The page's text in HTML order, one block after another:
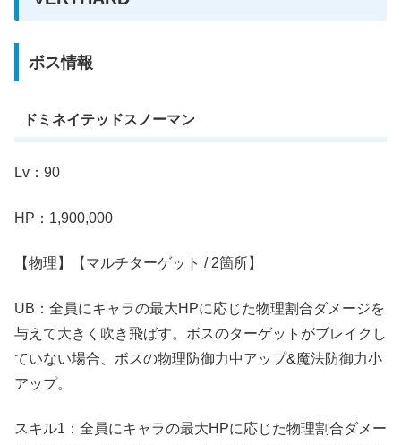
ボス情報
ドミネイテッドスノーマン
Lv：90
HP：1,900,000
【物理】【マルチターゲット / 2箇所】
UB：全員にキャラの最大HPに応じた物理割合ダメージを
与えて大きく吹き飛ばす。ボスのターゲットがブレイクし
ていない場合、ボスの物理防御力中アップ&魔法防御力小
アップ。
スキル1：全員にキャラの最大HPに応じた物理割合ダメー